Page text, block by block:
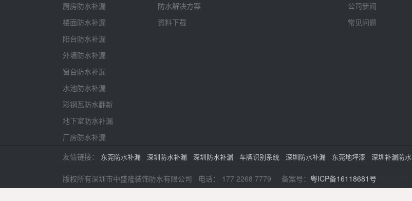
厨房防水补漏
楼面防水补漏
阳台防水补漏
外墙防水补漏
窗台防水补漏
水池防水补漏
彩钢瓦防水翻新
地下室防水补漏
厂房防水补漏
防水解决方案
资料下载
公司新闻
常见问题
友情链接： 东莞防水补漏 深圳防水补漏 深圳防水补漏 车牌识别系统 深圳防水补漏 东莞地坪漆 深圳补漏防水
版权所有深圳市中盛隆装饰防水有限公司 电话： 177 2268 7779 备案号： 粤ICP备16118681号